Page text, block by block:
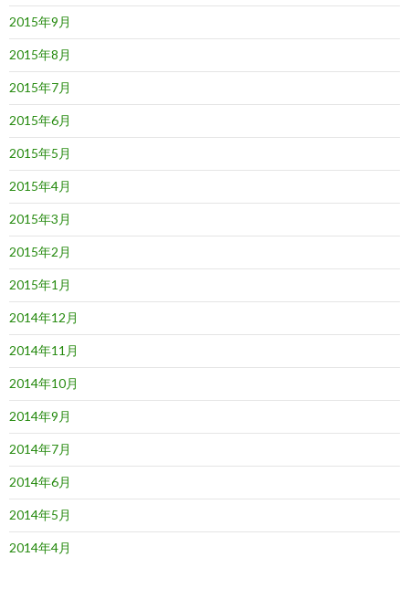
2015年9月
2015年8月
2015年7月
2015年6月
2015年5月
2015年4月
2015年3月
2015年2月
2015年1月
2014年12月
2014年11月
2014年10月
2014年9月
2014年7月
2014年6月
2014年5月
2014年4月